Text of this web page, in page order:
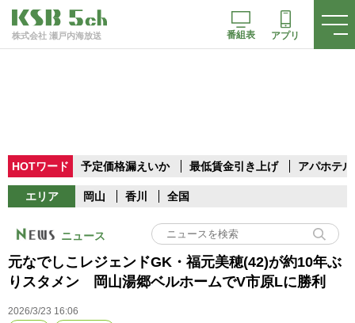
株式会社 瀬戸内海放送 番組表 アプリ
HOTワード 予定価格漏えいか 最低賃金引き上げ アパホテル
エリア 岡山 香川 全国
ニュース
元なでしこレジェンドGK・福元美穂(42)が約10年ぶ
りスタメン 岡山湯郷ベルホームでV市原Lに勝利
2026/3/23 16:06